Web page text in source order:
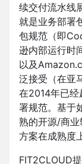
续交付流水线
就是业务部署
包规范（即
逊内部运行时
以及
泛接受（在亚
在2014年已
署规范。基于
熟的开源/商
方案在成熟度
FIT2CLOUD